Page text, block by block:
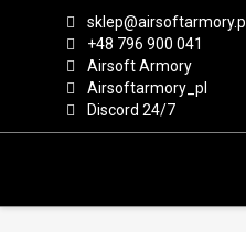
sklep@airsoftarmory.pl
+48 796 900 041
Airsoft Armory
Airsoftarmory_pl
Discord 24/7